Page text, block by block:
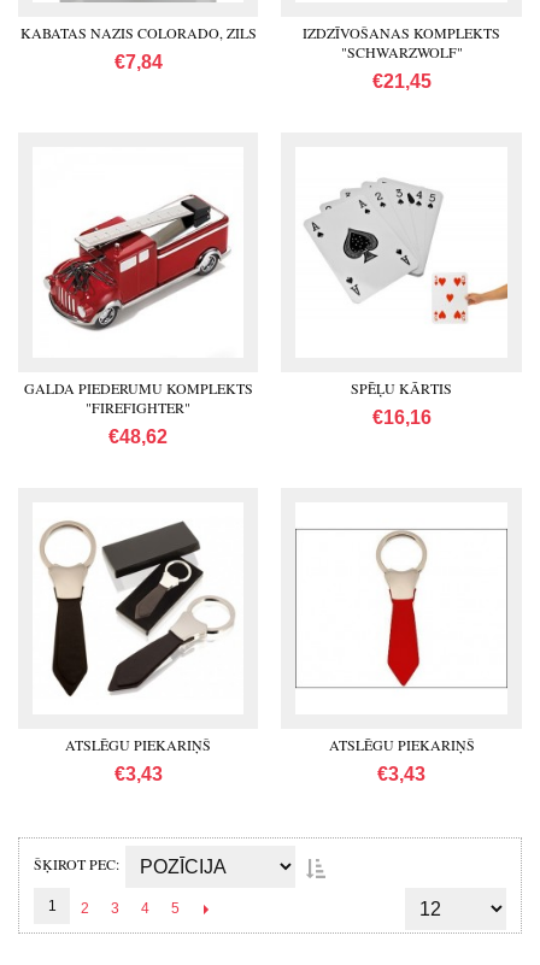
KABATAS NAZIS COLORADO, ZILS
€7,84
IZDZĪVOŠANAS KOMPLEKTS
"SCHWARZWOLF"
€21,45
GALDA PIEDERUMU KOMPLEKTS
"FIREFIGHTER"
€48,62
SPĒĻU KĀRTIS
€16,16
ATSLĒGU PIEKARIŅŠ
€3,43
ATSLĒGU PIEKARIŅŠ
€3,43
ŠĶIROT PEC
1 2 3 4 5